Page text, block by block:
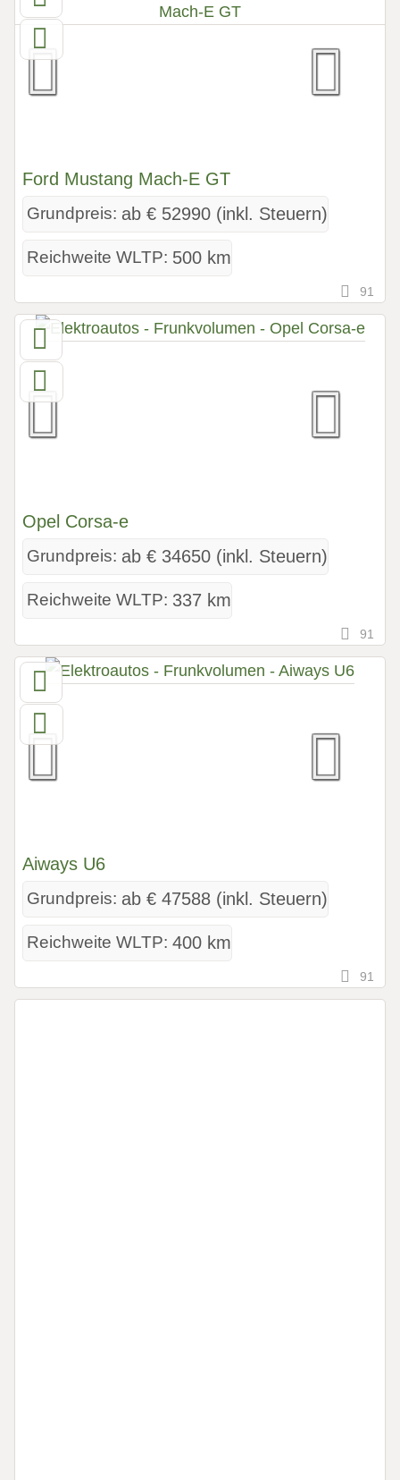
Ford Mustang Mach-E GT
Grundpreis: ab € 52990 (inkl. Steuern)
Reichweite WLTP: 500 km
91
Opel Corsa-e
Grundpreis: ab € 34650 (inkl. Steuern)
Reichweite WLTP: 337 km
91
Aiways U6
Grundpreis: ab € 47588 (inkl. Steuern)
Reichweite WLTP: 400 km
91